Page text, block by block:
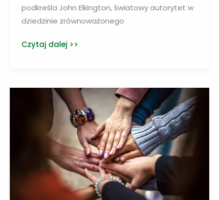
podkreśla John Elkington, światowy autorytet w
dziedzinie zrównoważonego
ESG
mocniejszej
Czytaj dalej >>